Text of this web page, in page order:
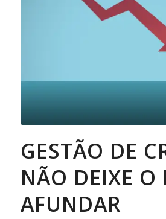
GESTÃO DE
NÃO DEIXE O
AFUNDAR